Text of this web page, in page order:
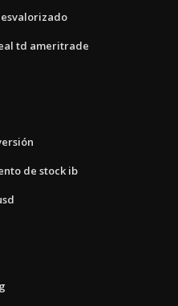
td ameritrade
de stock ib